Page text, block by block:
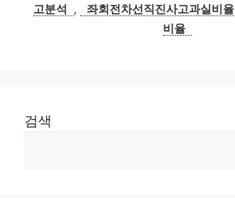
고분석
, 좌회전차선직진사고과실비율
비율
검색